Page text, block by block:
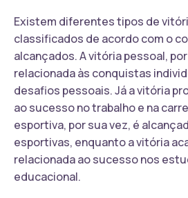
Existem diferentes tipos de
classificados de acordo com o
alcançados. A vitória pessoal,
relacionada às conquistas
desafios pessoais. Já a vitória
ao sucesso no trabalho e na
esportiva, por sua vez, é
esportivas, enquanto a vitória
relacionada ao sucesso nos
educacional.